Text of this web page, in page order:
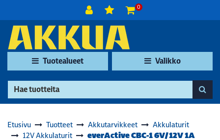
0
Tuotealueet Valikko
Etusivu Tuotteet Akkutarvikkeet
Akkulaturit
12V Akkulaturit
everActive CBC-1 6V/12V 1A